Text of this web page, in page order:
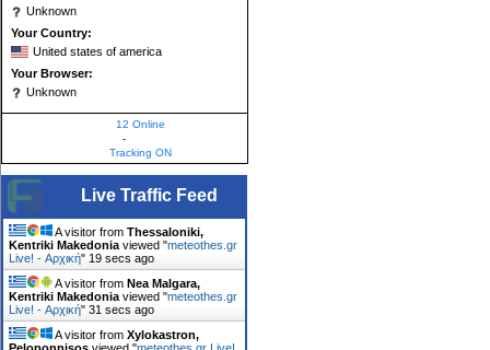
Unknown
Your Country:
United states of america
Your Browser:
Unknown
12 Online
-
Tracking ON
Live Traffic Feed
A visitor fromThessaloniki,
Kentriki Makedonia viewed "meteothes.gr
Live! - Αρχική" 20 secs ago
A visitor fromNea Malgara,
Kentriki Makedonia viewed "meteothes.gr
Live! - Αρχική"32 secs ago
A visitor fromXylokastron,
Peloponnisos viewed "meteothes.gr Live!